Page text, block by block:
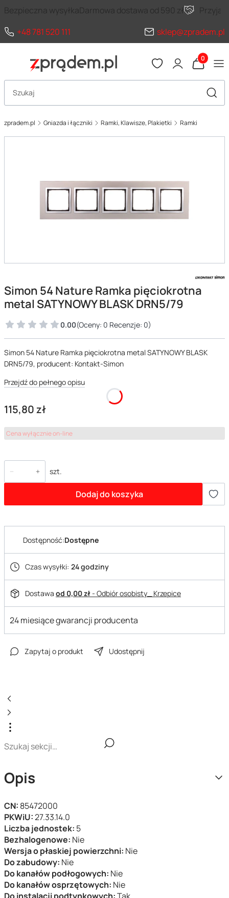
Bezpieczna wysyłkaDarmowa dostawa od 590 zł
+48 781 520 111
sklep@zpradem.pl
Produkty
Otwórz wyszukiwarkę
zpradem.pl Gniazda i łączniki Ramki, Klawisze, Plakietki Ramki
Simon 54 Nature Ramka pięciokrotna
metal SATYNOWY BLASK DRN5/79
0.00(Oceny: 0 Recenzje: 0)
Simon 54 Nature Ramka pięciokrotna metal SATYNOWY BLASK
DRN5/79, producent: Kontakt-Simon
Przejdź do pełnego opisu
Cena
115,80 zł
Cena wyłącznie on-line
szt.
Dodaj do koszyka
Dostępność:Dostępne
Czas wysyłki: 24 godziny
Dostawa od 0,00 zł- Odbiór osobisty_ Krzepice
24 miesiące gwarancji producenta
Zapytaj o produkt Udostępnij
Opis
CN: 85472000
PKWiU:27.33.14.0
Liczba jednostek: 5
Bezhalogenowe: Nie
Wersja o płaskiej powierzchni: Nie
Do zabudowy: Nie
Do kanałów podłogowych: Nie
Do kanałów osprzętowych: Nie